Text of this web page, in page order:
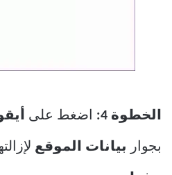
الخطوة 4: اضغط على
بجوار بيانات الموقع